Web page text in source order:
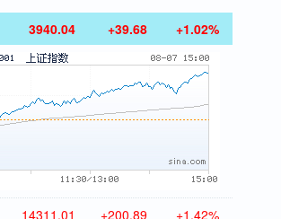
3940.04 +39.68 +1.02%
14311.01 +200.89 +1.42%